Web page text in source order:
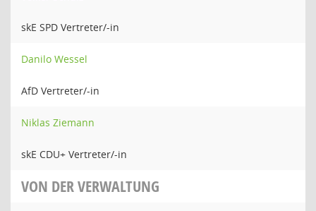
skE SPD Vertreter/-in
Danilo Wessel
AfD Vertreter/-in
Niklas Ziemann
skE CDU+ Vertreter/-in
VON DER VERWALTUNG